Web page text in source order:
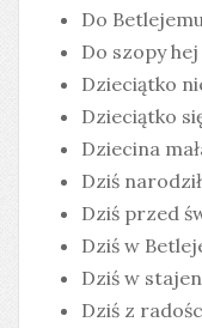
Do
Do szopy
Dzieciątko
Dzieciątko
Dziecina
Dziś
Dziś przed
Dziś w
Dziś w
Dziś z